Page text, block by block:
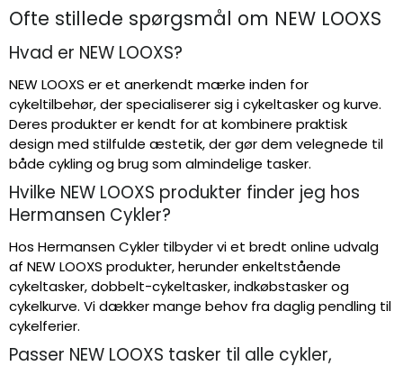
Ofte stillede spørgsmål om NEW LOOXS
Hvad er NEW LOOXS?
NEW LOOXS er et anerkendt mærke inden for
cykeltilbehør, der specialiserer sig i cykeltasker og kurve.
Deres produkter er kendt for at kombinere praktisk
design med stilfulde æstetik, der gør dem velegnede til
både cykling og brug som almindelige tasker.
Hvilke NEW LOOXS produkter finder jeg hos
Hermansen Cykler?
Hos Hermansen Cykler tilbyder vi et bredt online udvalg
af NEW LOOXS produkter, herunder enkeltstående
cykeltasker, dobbelt-cykeltasker, indkøbstasker og
cykelkurve. Vi dækker mange behov fra daglig pendling til
cykelferier.
Passer NEW LOOXS tasker til alle cykler,